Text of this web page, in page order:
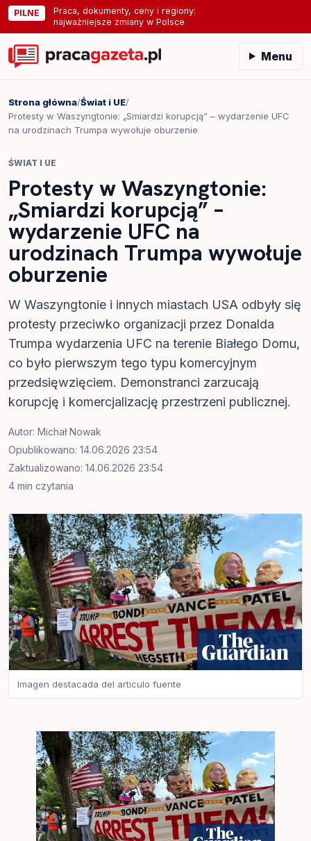
PILNE
Praca, dokumenty, ceny i regiony:
najważniejsze zmiany w Polsce
Menu
Strona główna/Świat i UE/
Protesty w Waszyngtonie: „Smiardzi korupcją” – wydarzenie UFC
na urodzinach Trumpa wywołuje oburzenie
ŚWIAT I UE
Protesty w Waszyngtonie:
„Smiardzi korupcją” –
wydarzenie UFC na
urodzinach Trumpa wywołuje
oburzenie
W Waszyngtonie i innych miastach USA odbyły się
protesty przeciwko organizacji przez Donalda
Trumpa wydarzenia UFC na terenie Białego Domu,
co było pierwszym tego typu komercyjnym
przedsięwzięciem. Demonstranci zarzucają
korupcję i komercjalizację przestrzeni publicznej.
Autor: Michał Nowak
Opublikowano: 14.06.2026 23:54
Zaktualizowano: 14.06.2026 23:54
4 min czytania
Imagen destacada del articulo fuente